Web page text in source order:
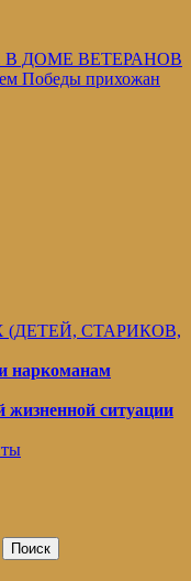
В ДОМЕ ВЕТЕРАНОВ
Победы прихожан
СТАРИКОВ,
наркоманам
ситуации
Поиск